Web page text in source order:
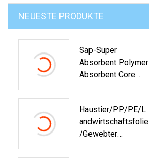
NEUESTE PRODUKTE
Sap-Super
Absorbent Polymer
Absorbent Core
Hygienisches
Einweg-
Rohmaterial
Haustier/PP/PE/L
Andwirtschaftsfolie
/gewebter